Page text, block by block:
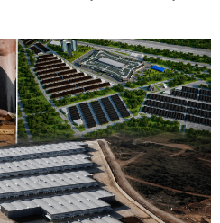
yaşanan gelişmeler, parti grupları